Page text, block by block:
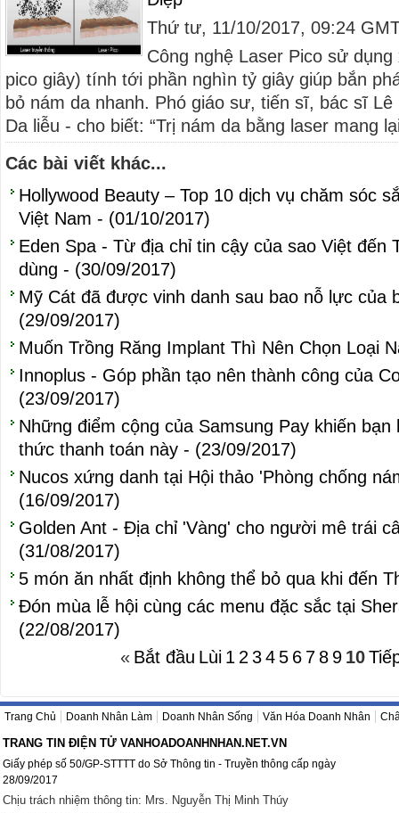
Thứ tư, 11/10/2017, 09:24
Công nghệ Laser Pico sử
pico giây) tính tới phần nghìn tỷ giây giúp bắn
bỏ nám da nhanh. Phó giáo sư, tiến sĩ, bác sĩ
Da liễu - cho biết: “Trị nám da bằng laser mang
Các bài viết khác...
Hollywood Beauty – Top 10 dịch vụ chăm sóc
Việt Nam - (01/10/2017)
Eden Spa - Từ địa chỉ tin cậy của sao Việt đến
dùng - (30/09/2017)
Mỹ Cát đã được vinh danh sau bao nỗ lực của
(29/09/2017)
Muốn Trồng Răng Implant Thì Nên Chọn Loại
Innoplus - Góp phần tạo nên thành công của
(23/09/2017)
Những điểm cộng của Samsung Pay khiến
thức thanh toán này - (23/09/2017)
Nucos xứng danh tại Hội thảo 'Phòng chống
(16/09/2017)
Golden Ant - Địa chỉ 'Vàng' cho người mê trái
(31/08/2017)
5 món ăn nhất định không thể bỏ qua khi đến
Đón mùa lễ hội cùng các menu đặc sắc tại
(22/08/2017)
« Bắt đầu Lùi 1 2 34 5 6 7 8 9 10
Trang Chủ Doanh Nhân Làm Doanh Nhân Sống Văn Hóa Doanh Nhân
TRANG TIN ĐIỆN TỬ VANHOADOANHNHAN.NET.VN
Giấy phép số 50/GP-STTTT do Sở Thông tin - Truyền thông cấp ngày
28/09/2017
Chịu trách nhiệm thông tin: Mrs. Nguyễn Thị Minh Thúy